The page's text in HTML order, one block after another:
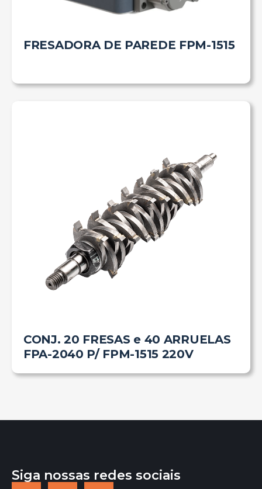
FRESADORA DE PAREDE FPM-1515
CONJ. 20 FRESAS e 40 ARRUELAS
FPA-2040 P/ FPM-1515 220V
Siga nossas redes sociais